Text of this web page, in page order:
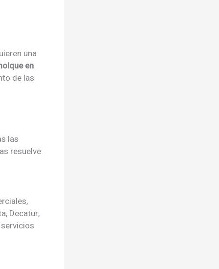
una
en
de las
las
resuelve
Decatur,